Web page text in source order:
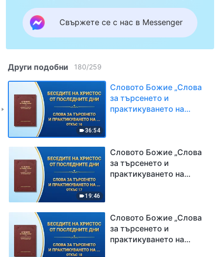
Свържете се с нас в Messenger
Други подобни 180/259
36:54
Словото Божие „Слова
за търсенето и
практикуването на
19:46
Словото Божие „Слова
за търсенето и
практикуването на
Словото Божие „Слова
за търсенето и
практикуването на